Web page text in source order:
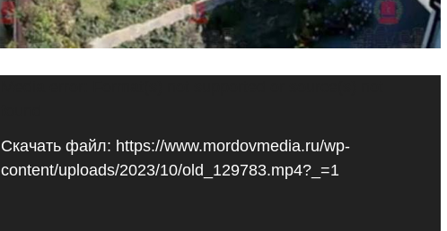
Скачать файл: https://www.mordovmedia.ru/wp-
content/uploads/2023/10/old_129783.mp4?_=1